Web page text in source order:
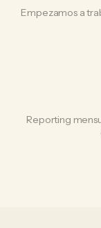
Empezamos a
Reporting